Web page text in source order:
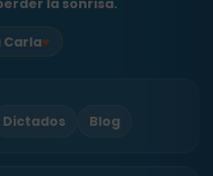
la sonrisa.
Carla♥
Dictados Blog